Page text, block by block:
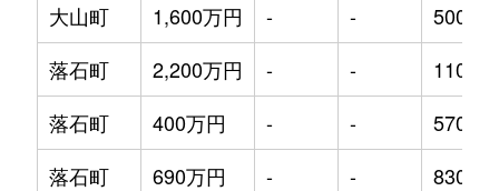
大山町
1,600万円 - -
500m²
落石町
2,200万円 - -
落石町
400万円 - -
570m²
落石町
690万円 - -
830m²